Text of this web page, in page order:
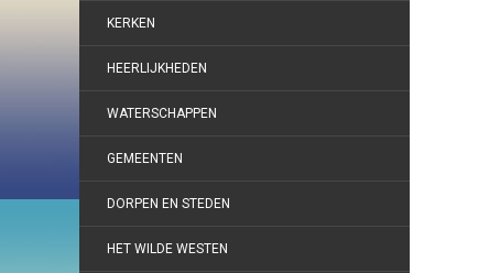
KERKEN
HEERLIJKHEDEN
WATERSCHAPPEN
GEMEENTEN
DORPEN EN STEDEN
HET WILDE WESTEN